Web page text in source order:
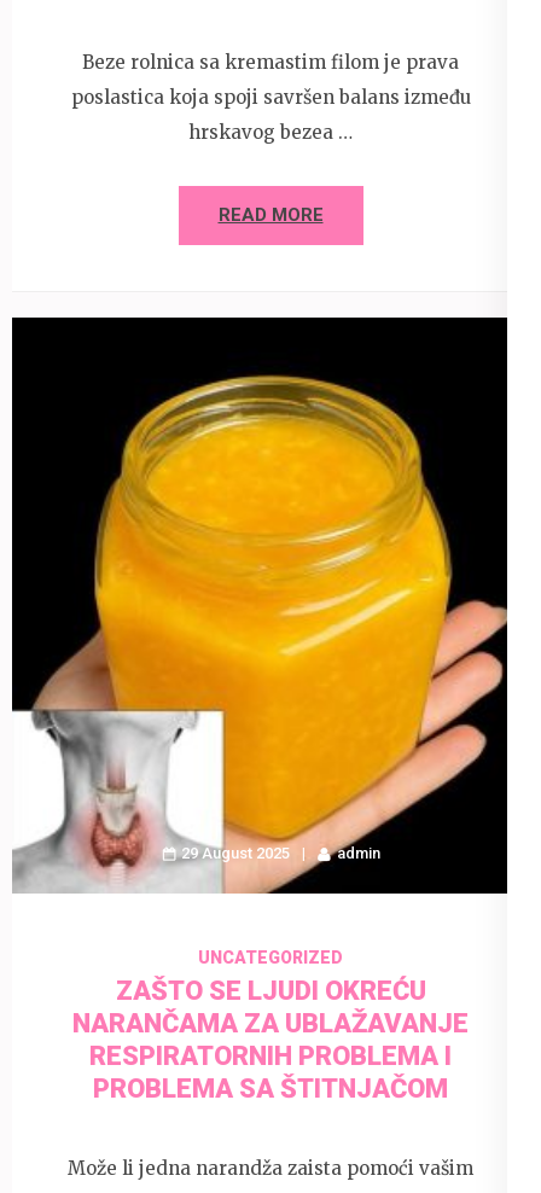
Beze rolnica sa kremastim filom je prava
poslastica koja spoji savršen balans između
hrskavog bezea …
READ MORE
29 August 2025 admin
UNCATEGORIZED
ZAŠTO SE LJUDI OKREĆU
NARANČAMA ZA UBLAŽAVANJE
RESPIRATORNIH PROBLEMA I
PROBLEMA SA ŠTITNJAČOM
Može li jedna narandža zaista pomoći vašim